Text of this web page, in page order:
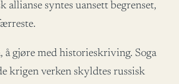
allianse syntes uansett begrenset,
å gjøre med historieskriving. Soga
krigen verken skyldtes russisk